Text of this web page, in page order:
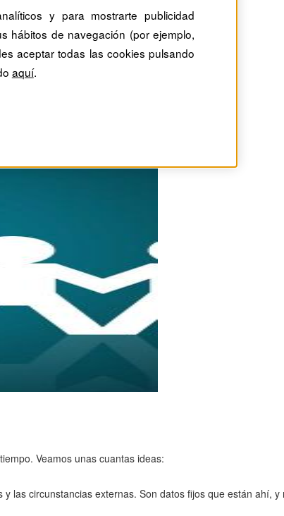
Veamos unas cuantas ideas:
las circunstancias externas. Son datos fijos que están ahí, y
y para mostrarte publicidad
hábitos de navegación (por ejemplo,
aceptar todas las cookies pulsando
aquí.